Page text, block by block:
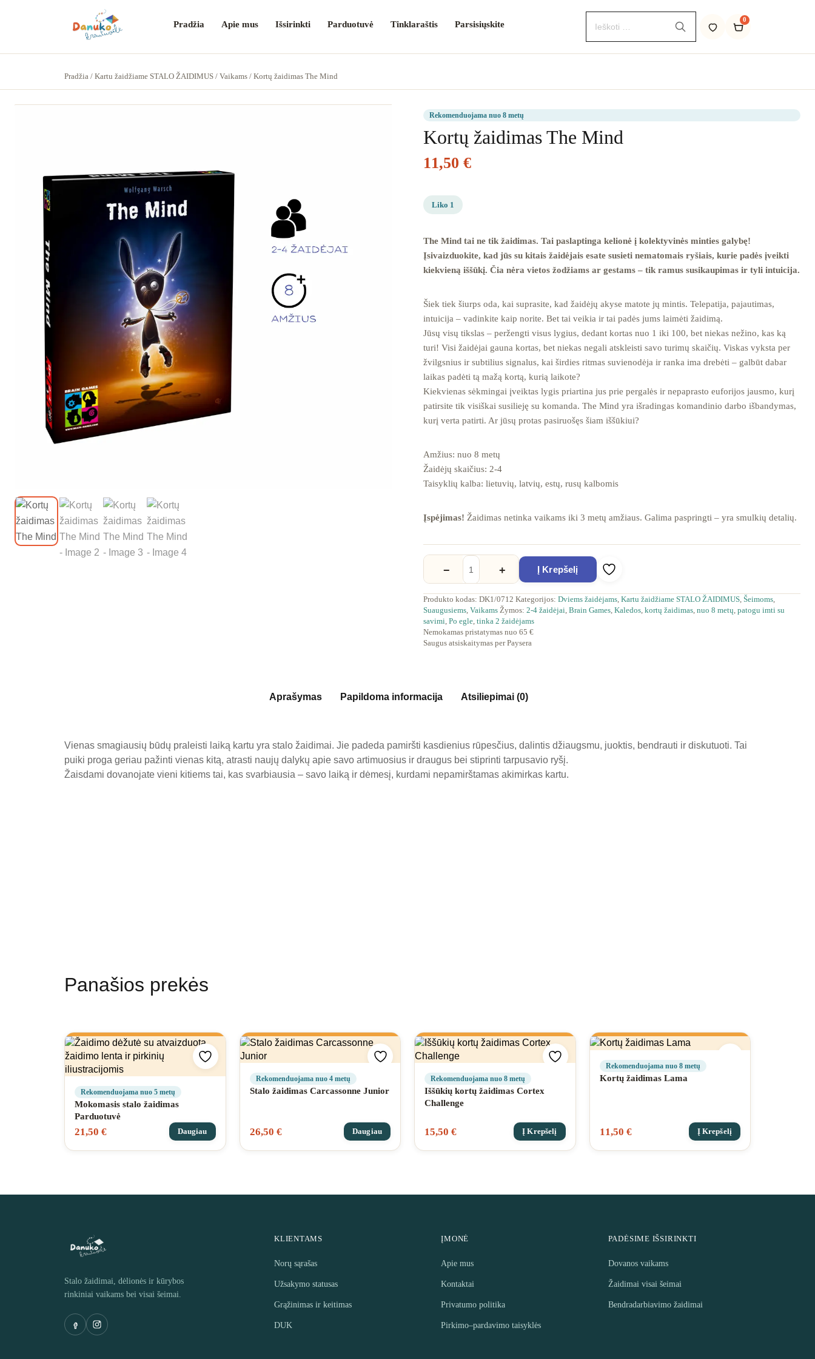
Pradžia Apie mus Išsirinkti Parduotuvė Tinklaraštis Parsisiųskite 0
Pradžia / Kartu žaidžiame STALO ŽAIDIMUS / Vaikams / Kortų žaidimas The Mind
Rekomenduojama nuo 8 metų
Kortų žaidimas The Mind
11,50 €
Liko 1
The Mind tai ne tik žaidimas. Tai paslaptinga kelionė į kolektyvinės minties galybę!
Įsivaizduokite, kad jūs su kitais žaidėjais esate susieti nematomais ryšiais, kurie padės įveikti
kiekvieną iššūkį. Čia nėra vietos žodžiams ar gestams – tik ramus susikaupimas ir tyli intuicija.
Šiek tiek šiurps oda, kai suprasite, kad žaidėjų akyse matote jų mintis. Telepatija, pajautimas,
intuicija – vadinkite kaip norite. Bet tai veikia ir tai padės jums laimėti žaidimą.
Jūsų visų tikslas – peržengti visus lygius, dedant kortas nuo 1 iki 100, bet niekas nežino, kas ką
turi! Visi žaidėjai gauna kortas, bet niekas negali atskleisti savo turimų skaičių. Viskas vyksta per
žvilgsnius ir subtilius signalus, kai širdies ritmas suvienodėja ir ranka ima drebėti – galbūt dabar
laikas padėti tą mažą kortą, kurią laikote?
Kiekvienas sėkmingai įveiktas lygis priartina jus prie pergalės ir nepaprasto euforijos jausmo, kurį
patirsite tik visiškai susilieję su komanda. The Mind yra išradingas komandinio darbo išbandymas,
kurį verta patirti. Ar jūsų protas pasiruošęs šiam iššūkiui?
Amžius: nuo 8 metų
Žaidėjų skaičius: 2-4
Taisyklių kalba: lietuvių, latvių, estų, rusų kalbomis
Įspėjimas! Žaidimas netinka vaikams iki 3 metų amžiaus. Galima paspringti – yra smulkių detalių.
− + Į Krepšelį
Pridėti prie mėgstamiausių
Produkto kodas: DK1/0712 Kategorijos: Dviems žaidėjams, Kartu žaidžiame STALO ŽAIDIMUS, Šeimoms,
Suaugusiems, Vaikams Žymos: 2-4 žaidėjai, Brain Games, Kaledos, kortų žaidimas, nuo 8 metų, patogu imti su
savimi, Po egle, tinka 2 žaidėjams
Nemokamas pristatymas nuo 65 €
Saugus atsiskaitymas per Paysera
Aprašymas Papildoma informacija Atsiliepimai (0)
Vienas smagiausių būdų praleisti laiką kartu yra stalo žaidimai. Jie padeda pamiršti kasdienius rūpesčius, dalintis džiaugsmu, juoktis, bendrauti ir diskutuoti. Tai
puiki proga geriau pažinti vienas kitą, atrasti naujų dalykų apie savo artimuosius ir draugus bei stiprinti tarpusavio ryšį.
Žaisdami dovanojate vieni kitiems tai, kas svarbiausia – savo laiką ir dėmesį, kurdami nepamirštamas akimirkas kartu.
Panašios prekės
Pridėti prie mėgstamiausių
Rekomenduojama nuo 5 metų
Mokomasis stalo žaidimas
Parduotuvė
21,50 € Daugiau
Pridėti prie mėgstamiausių
Rekomenduojama nuo 4 metų
Stalo žaidimas Carcassonne Junior
26,50 € Daugiau
Pridėti prie mėgstamiausių
Rekomenduojama nuo 8 metų
Iššūkių kortų žaidimas Cortex
Challenge
15,50 € Į Krepšelį
Rekomenduojama nuo 8 metų
Kortų žaidimas Lama
11,50 € Į Krepšelį
Stalo žaidimai, dėlionės ir kūrybos
rinkiniai vaikams bei visai šeimai.
KLIENTAMS
Norų sąrašas
Užsakymo statusas
Grąžinimas ir keitimas
DUK
ĮMONĖ
Apie mus
Kontaktai
Privatumo politika
Pirkimo–pardavimo taisyklės
PADĖSIME IŠSIRINKTI
Dovanos vaikams
Žaidimai visai šeimai
Bendradarbiavimo žaidimai